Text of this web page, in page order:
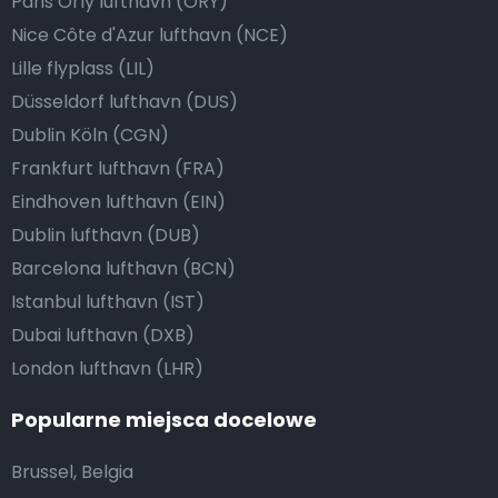
Nice Côte d'Azur lufthavn (NCE)
Lille flyplass (LIL)
Düsseldorf lufthavn (DUS)
Dublin Köln (CGN)
Frankfurt lufthavn (FRA)
Eindhoven lufthavn (EIN)
Dublin lufthavn (DUB)
Barcelona lufthavn (BCN)
Istanbul lufthavn (IST)
Dubai lufthavn (DXB)
London lufthavn (LHR)
Popularne miejsca docelowe
Brussel, Belgia